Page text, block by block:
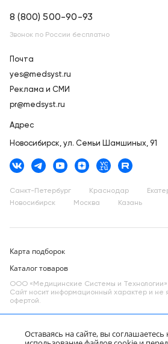
8 (800) 500-90-93
Звонок по России бесплатно
Почта
yes@medsyst.ru
Реклама и СМИ
pr@medsyst.ru
Адрес
Новосибирск, ул. Семьи Шамшиных, 91
Санкт-Петербург Краснодар
Новосибирск
Москва Казань
Карта подборок
Каталог товаров
ООО «Медицинские Системы и
Сайт носит информационный характер и не
офертой.
Оставаясь на сайте, вы соглашаетесь